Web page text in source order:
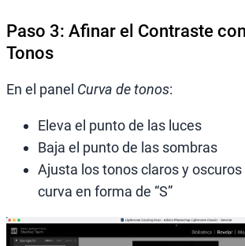
Paso 3: Afinar el Contraste
Tonos
En el panel Curva de tonos:
Eleva el punto de las luces
Baja el punto de las sombras
Ajusta los tonos claros y
curva en forma de “S”